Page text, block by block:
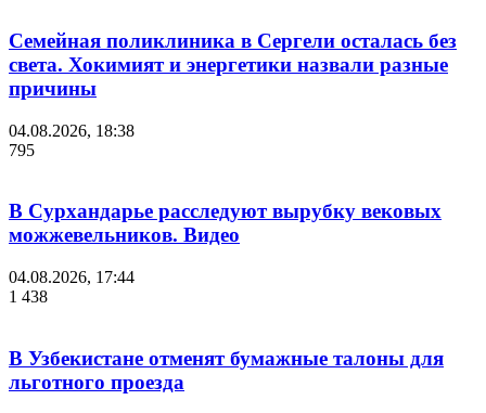
Семейная поликлиника в Сергели осталась без
света. Хокимият и энергетики назвали разные
причины
04.08.2026, 18:38
795
В Сурхандарье расследуют вырубку вековых
можжевельников. Видео
04.08.2026, 17:44
1 438
В Узбекистане отменят бумажные талоны для
льготного проезда